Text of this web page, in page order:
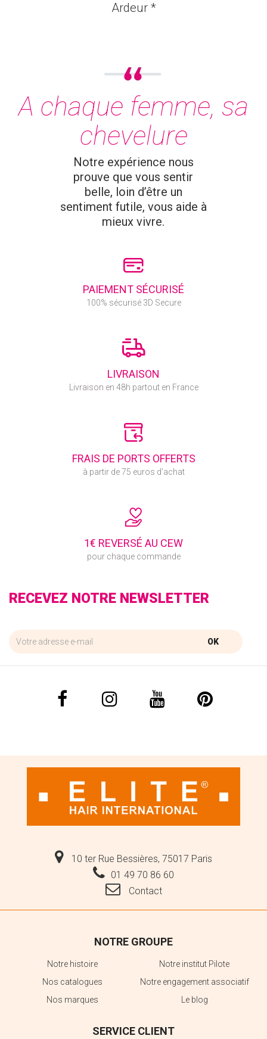
Ardeur *
A chaque femme, sa
chevelure
Notre expérience nous
prouve que vous sentir
belle, loin d’être un
sentiment futile, vous aide à
mieux vivre.
PAIEMENT SÉCURISÉ
100% sécurisé 3D Secure
LIVRAISON
Livraison en 48h partout en France
FRAIS DE PORTS OFFERTS
à partir de 75 euros d’achat
1€ REVERSÉ AU CEW
pour chaque commande
RECEVEZ NOTRE NEWSLETTER
OK
10 ter Rue Bessières, 75017 Paris
01 49 70 86 60
Contact
NOTRE GROUPE
Notre histoire
Notre institut Pilote
Nos catalogues
Notre engagement associatif
Nos marques
Le blog
SERVICE CLIENT